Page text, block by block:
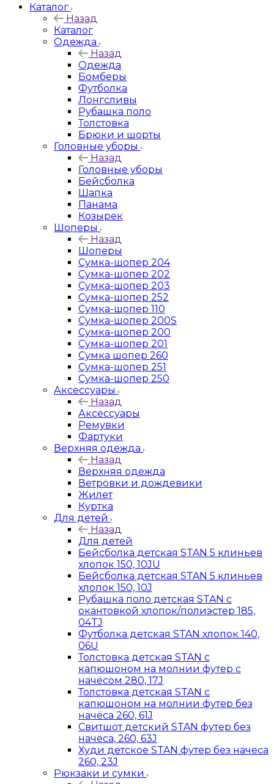
Каталог
Назад
Каталог
Одежда
Назад
Одежда
Бомберы
Футболка
Лонгсливы
Рубашка поло
Толстовка
Брюки и шорты
Головные уборы
Назад
Головные уборы
Бейсболка
Шапка
Панама
Козырек
Шоперы
Назад
Шоперы
Сумка-шопер 204
Сумка-шопер 202
Сумка-шопер 203
Сумка-шопер 252
Сумка-шопер 110
Сумка-шопер 200S
Сумка-шопер 200
Сумка-шопер 201
Сумка шопер 260
Сумка-шопер 251
Сумка-шопер 250
Аксессуары
Назад
Аксессуары
Ремувки
Фартуки
Верхняя одежда
Назад
Верхняя одежда
Ветровки и дождевики
Жилет
Куртка
Для детей
Назад
Для детей
Бейсболка детская STAN 5 клиньев
хлопок 150, 10JU
Бейсболка детская STAN 5 клиньев
хлопок 150, 10J
Рубашка поло детская STAN с
окантовкой хлопок/полиэстер 185,
04TJ
Футболка детская STAN хлопок 140,
06U
Толстовка детская STAN с
капюшоном на молнии футер с
начёсом 280, 17J
Толстовка детская STAN с
капюшоном на молнии футер без
начёса 260, 61J
Свитшот детский STAN футер без
начёса, 260, 63J
Худи детское STAN футер без начеса
260, 23J
Рюкзаки и сумки